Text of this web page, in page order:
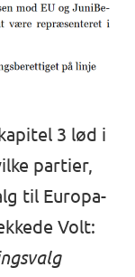
3 lød i
partier,
til Europa-
Volt: